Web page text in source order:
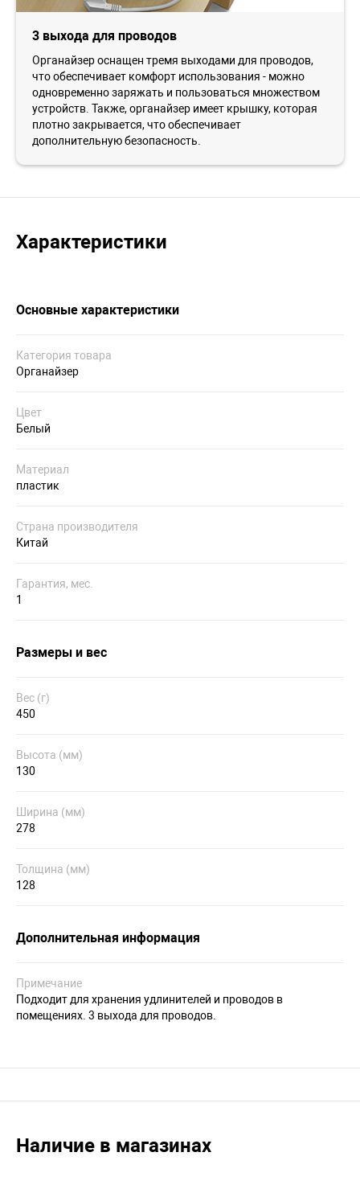
3 выхода для проводов
Органайзер оснащен тремя выходами для проводов,
что обеспечивает комфорт использования - можно
одновременно заряжать и пользоваться множеством
устройств. Также, органайзер имеет крышку, которая
плотно закрывается, что обеспечивает
дополнительную безопасность.
Характеристики
Основные характеристики
Категория товара
Органайзер
Цвет
Белый
Материал
пластик
Страна производителя
Китай
Гарантия, мес.
1
Размеры и вес
Вес (г)
450
Высота (мм)
130
Ширина (мм)
278
Толщина (мм)
128
Дополнительная информация
Примечание
Подходит для хранения удлинителей и проводов в
помещениях. 3 выхода для проводов.
Наличие в магазинах